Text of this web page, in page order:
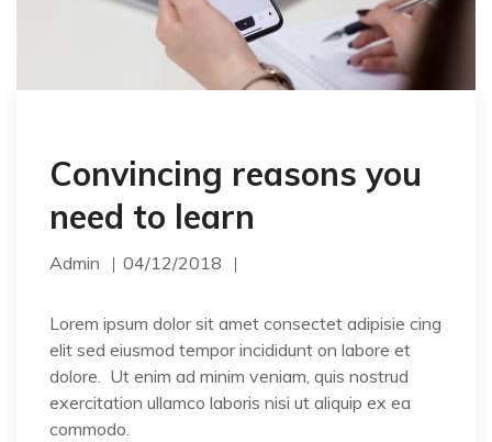
Convincing reasons you
need to learn
Admin 04/12/2018
Lorem ipsum dolor sit amet consectet adipisie cing
elit sed eiusmod tempor incididunt on labore et
dolore. Ut enim ad minim veniam, quis nostrud
exercitation ullamco laboris nisi ut aliquip ex ea
commodo.